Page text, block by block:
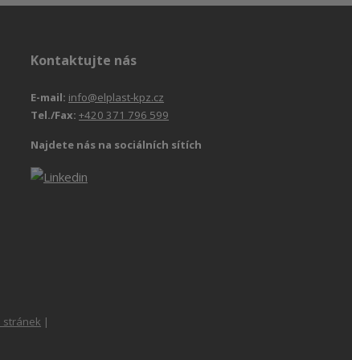
Kontaktujte nás
E-mail: info@elplast-kpz.cz
Tel./Fax:+420 371 796 599
Najdete nás na sociálních sítích
stránek |